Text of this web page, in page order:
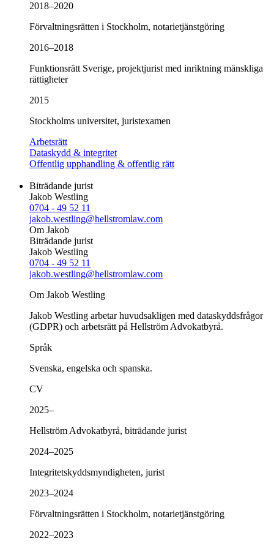
2018–2020
Förvaltningsrätten i Stockholm, notarietjänstgöring
2016–2018
Funktionsrätt Sverige, projektjurist med inriktning mänskliga
rättigheter
2015
Stockholms universitet, juristexamen
Arbetsrätt
Dataskydd & integritet
Offentlig upphandling & offentlig rätt
Biträdande jurist
Jakob Westling
0704 - 49 52 11
jakob.westling@hellstromlaw.com
Om Jakob
Biträdande jurist
Jakob Westling
0704 - 49 52 11
jakob.westling@hellstromlaw.com
Om Jakob Westling
Jakob Westling arbetar huvudsakligen med dataskyddsfrågor
(GDPR) och arbetsrätt på Hellström Advokatbyrå.
Språk
Svenska, engelska och spanska.
CV
2025–
Hellström Advokatbyrå, biträdande jurist
2024–2025
Integritetskyddsmyndigheten, jurist
2023–2024
Förvaltningsrätten i Stockholm, notarietjänstgöring
2022–2023